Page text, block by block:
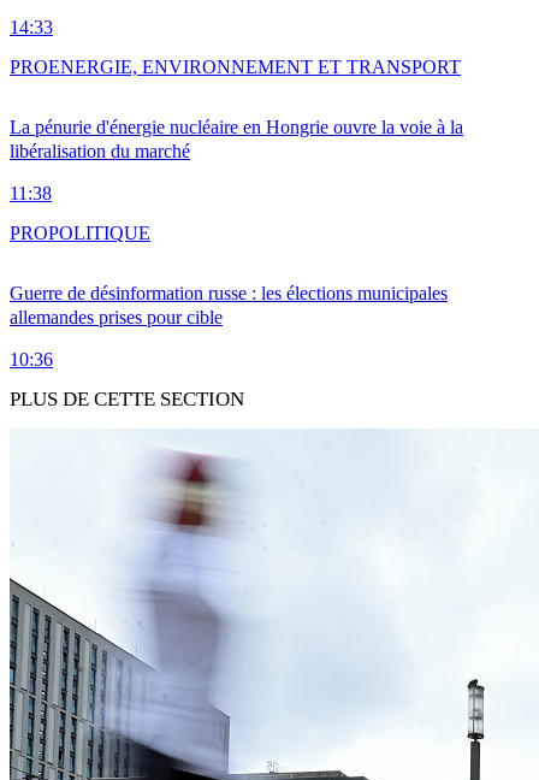
14:33
La pénurie d'énergie nucléaire en Hongrie ouvre la voie à la
libéralisation du marché
11:38
PROENERGIE, ENVIRONNEMENT ET TRANSPORT
Guerre de désinformation russe : les élections municipales
allemandes prises pour cible
10:36
PROPOLITIQUE
PLUS DE CETTE SECTION